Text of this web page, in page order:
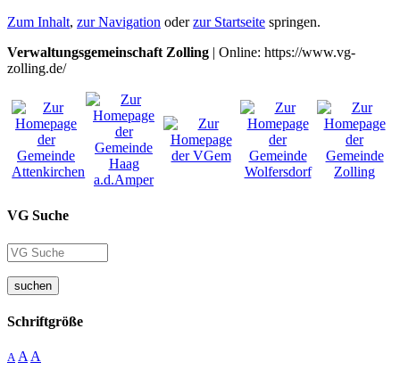
Zum Inhalt, zur Navigation oderzur Startseite springen.
Verwaltungsgemeinschaft Zolling | Online: https://www.vg-
zolling.de/
VG Suche
suchen
Schriftgröße
A A A